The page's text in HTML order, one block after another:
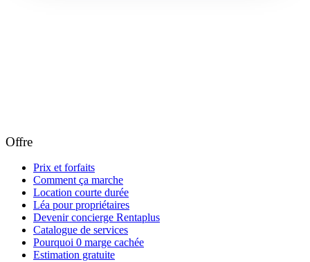
Offre
Prix et forfaits
Comment ça marche
Location courte durée
Léa pour propriétaires
Devenir concierge Rentaplus
Catalogue de services
Pourquoi 0 marge cachée
Estimation gratuite